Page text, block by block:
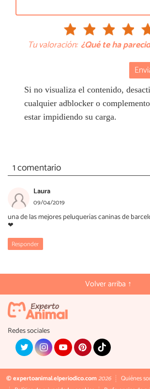
Tu valoración: ¿Qué te ha
Si no visualiza el contenido,
cualquier adblocker o
estar impidiendo su carga.
1 comentario
Laura
09/04/2019
una de las mejores peluquerías caninas de
❤
Responder
Volver arriba ↑
Redes sociales
© expertoanimal.elperiodico.com2026 Quiénes